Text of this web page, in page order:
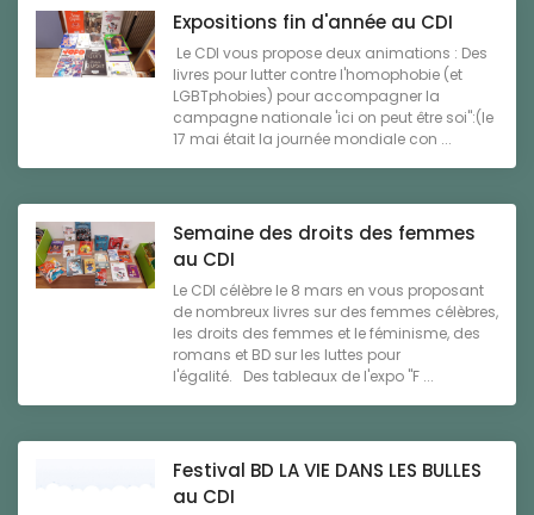
Expositions fin d'année au CDI
Le CDI vous propose deux animations : Des
livres pour lutter contre l'homophobie (et
LGBTphobies) pour accompagner la
campagne nationale 'ici on peut être soi":(le
17 mai était la journée mondiale con ...
Semaine des droits des femmes
au CDI
Le CDI célèbre le 8 mars en vous proposant
de nombreux livres sur des femmes célèbres,
les droits des femmes et le féminisme, des
romans et BD sur les luttes pour
l'égalité. Des tableaux de l'expo "F ...
Festival BD LA VIE DANS LES BULLES
au CDI